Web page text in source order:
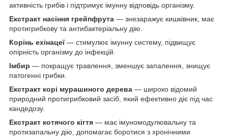
активність грибів і підтримує імунну відповідь організму.
Екстракт насіння грейпфрута — знезаражує кишківник, має
протигрибкову та антибактеріальну дію.
Корінь ехінацеї— стимулює імунну систему, підвищує
опірність організму до інфекцій.
Імбир — покращує травлення, зменшує запалення, знищує
патогенні грибки.
Екстракт корі мурашиного дерева — широко відомий
природний протигрибковий засіб, який ефективно діє під час
кандедозу.
Екстракт котячого кігтя — має імуномодулювальну та
протизапальну дію, допомагає боротися з хронічними